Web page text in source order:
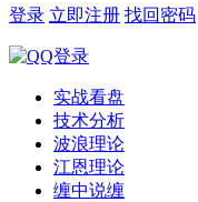
登录 立即注册 找回密码
实战看盘
技术分析
波浪理论
江恩理论
缠中说缠